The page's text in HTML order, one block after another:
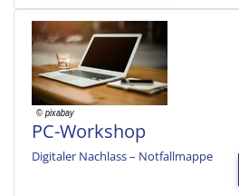
PC-Workshop
Digitaler Nachlass – Notfallmappe